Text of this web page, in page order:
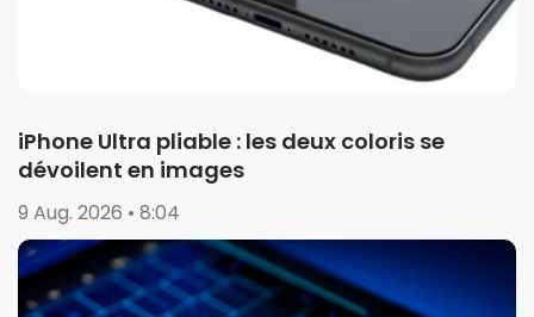
iPhone Ultra pliable : les deux coloris se
dévoilent en images
9 Aug. 2026 • 8:04